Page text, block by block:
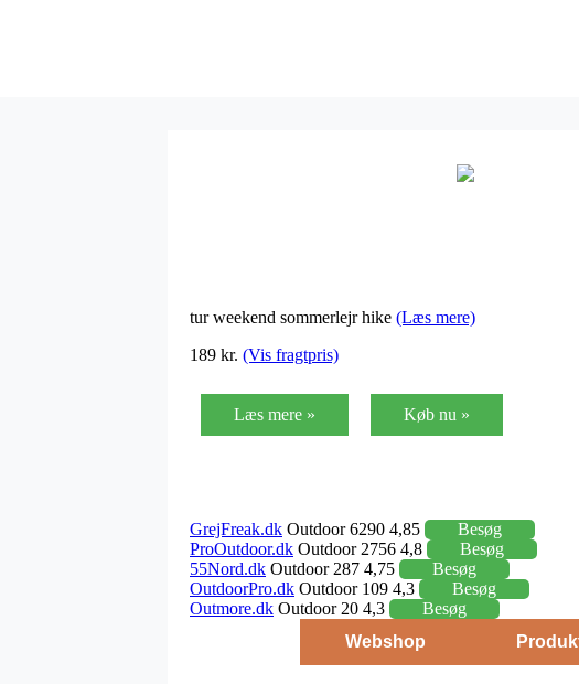
tur weekend sommerlejr hike (Læs mere)
189 kr. (Vis fragtpris)
Læs mere » Køb nu »
GrejFreak.dk Outdoor 6290 4,85
Besøg
ProOutdoor.dk Outdoor 2756 4,8
Besøg
55Nord.dk Outdoor 287 4,75
Besøg
OutdoorPro.dk Outdoor 109 4,3
Besøg
Outmore.dk Outdoor 20 4,3
Besøg
Webshop